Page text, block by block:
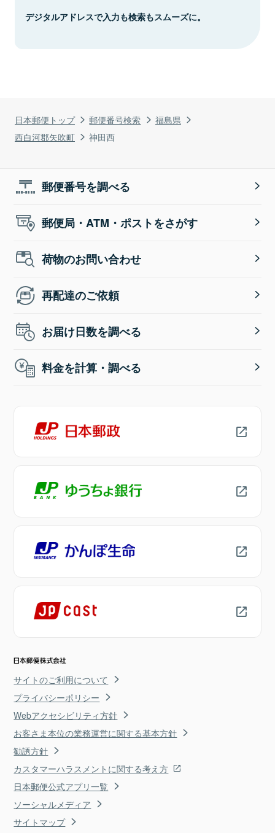
日本郵便トップ 郵便番号検索
福島県
西白河郡矢吹町
神田西
デジタルアドレスで入力も検索もスムーズに。
郵便番号を調べる
郵便局・ATM・ポストをさがす
荷物のお問い合わせ
再配達のご依頼
お届け日数を調べる
料金を計算・調べる
サイトのご利用について
プライバシーポリシー
Webアクセシビリティ方針
お客さま本位の業務運営に関する基本方針
勧誘方針
カスタマーハラスメントに関する考え方
日本郵便公式アプリ一覧
ソーシャルメディア
サイトマップ